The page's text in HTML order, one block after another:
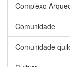
Complexo
Comunidade
Comunidade